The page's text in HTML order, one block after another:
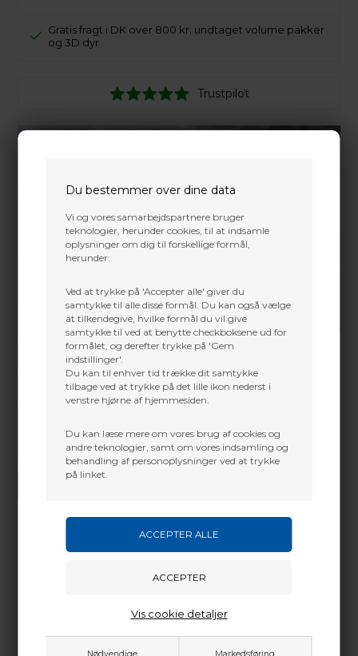
Du bestemmer over dine data
Vi og vores samarbejdspartnere bruger
teknologier, herunder cookies, til at indsamle
oplysninger om dig til forskellige formål,
herunder:
Ved at trykke på 'Accepter alle' giver du
samtykke til alle disse formål. Du kan også vælge
at tilkendegive, hvilke formål du vil give
samtykke til ved at benytte checkboksene ud for
formålet, og derefter trykke på 'Gem
indstillinger'.
Du kan til enhver tid trække dit samtykke
tilbage ved at trykke på det lille ikon nederst i
venstre hjørne af hjemmesiden.
Du kan læse mere om vores brug af cookies og
andre teknologier, samt om vores indsamling og
behandling af personoplysninger ved at trykke
på linket.
Nødvendige Markedsføring
Vis cookie detaljer
Gratis fragt i DK over 800 kr. undtaget volume pakker
og 3D dyr
Trustpilot
Vi gør vores bedste for at besvare alle henvendelser indenfor 24 timer.
X-Force lomme buepress. Passer til X-Force buer
m/aksel længde fra 32-33" Anvendes til at sno
strengen hvis evt. peep´t ikkedrejeer som det skal.
Etui er inkluderet.